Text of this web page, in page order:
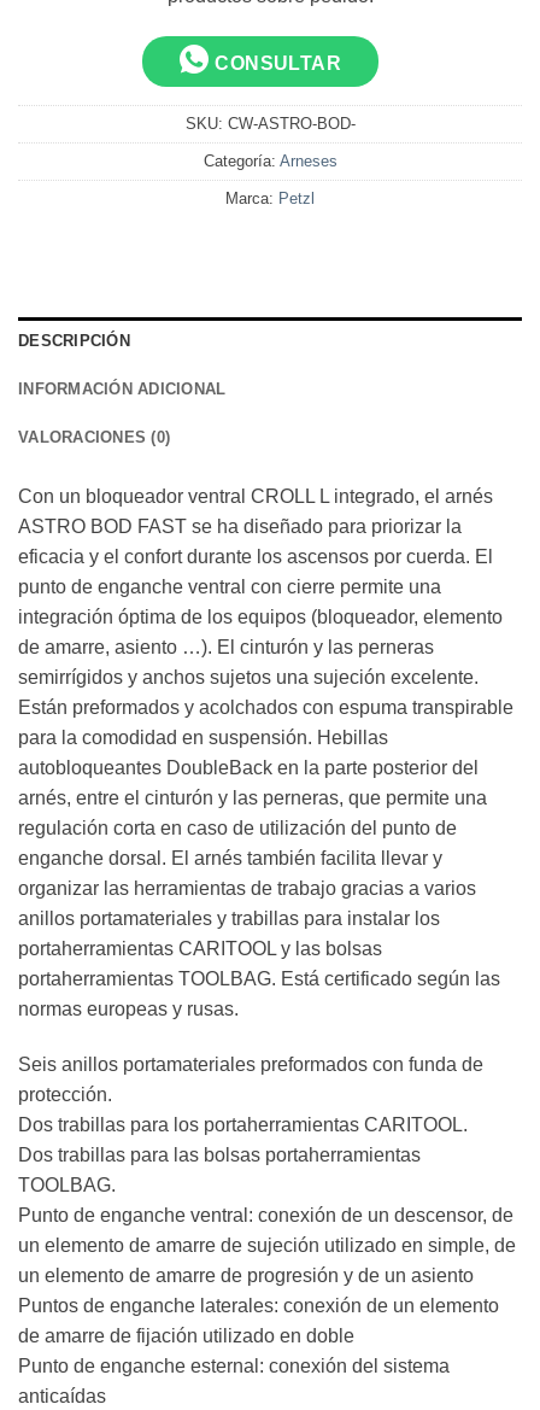
CONSULTAR
SKU: CW-ASTRO-BOD-
Categoría: Arneses
Marca: Petzl
DESCRIPCIÓN
INFORMACIÓN ADICIONAL
VALORACIONES (0)
Con un bloqueador ventral CROLL L integrado, el arnés
ASTRO BOD FAST se ha diseñado para priorizar la
eficacia y el confort durante los ascensos por cuerda. El
punto de enganche ventral con cierre permite una
integración óptima de los equipos (bloqueador, elemento
de amarre, asiento …). El cinturón y las perneras
semirrígidos y anchos sujetos una sujeción excelente.
Están preformados y acolchados con espuma transpirable
para la comodidad en suspensión. Hebillas
autobloqueantes DoubleBack en la parte posterior del
arnés, entre el cinturón y las perneras, que permite una
regulación corta en caso de utilización del punto de
enganche dorsal. El arnés también facilita llevar y
organizar las herramientas de trabajo gracias a varios
anillos portamateriales y trabillas para instalar los
portaherramientas CARITOOL y las bolsas
portaherramientas TOOLBAG. Está certificado según las
normas europeas y rusas.
Seis anillos portamateriales preformados con funda de
protección.
Dos trabillas para los portaherramientas CARITOOL.
Dos trabillas para las bolsas portaherramientas
TOOLBAG.
Punto de enganche ventral: conexión de un descensor, de
un elemento de amarre de sujeción utilizado en simple, de
un elemento de amarre de progresión y de un asiento
Puntos de enganche laterales: conexión de un elemento
de amarre de fijación utilizado en doble
Punto de enganche esternal: conexión del sistema
anticaídas